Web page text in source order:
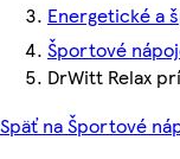
Energetické a
Športové
DrWitt Relax
Späť na Športové